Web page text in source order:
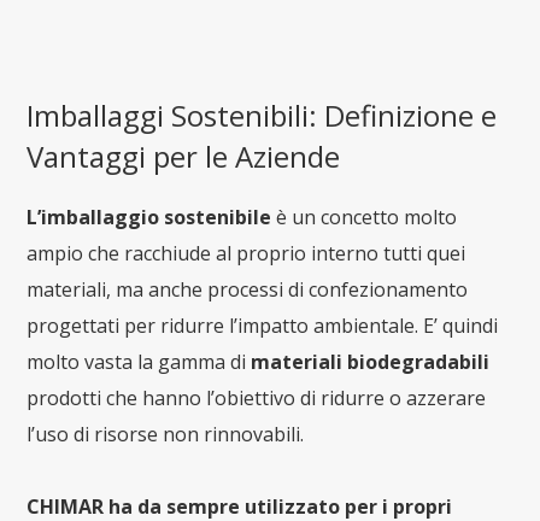
Imballaggi Sostenibili: Definizione e
Vantaggi per le Aziende
L’imballaggio sostenibile è un concetto molto
ampio che racchiude al proprio interno tutti quei
materiali, ma anche processi di confezionamento
progettati per ridurre l’impatto ambientale. E’ quindi
molto vasta la gamma di materiali biodegradabili
prodotti che hanno l’obiettivo di ridurre o azzerare
l’uso di risorse non rinnovabili.
CHIMAR ha da sempre utilizzato per i propri